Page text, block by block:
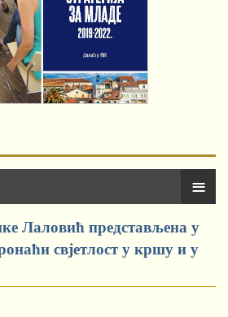
≡
Лаловић представљена у
свјетлост у кршу и у